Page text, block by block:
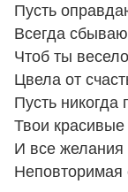
Пусть
Всегда
Чтоб ты
Цвела от
Пусть никогда
Твои красивые
И все желания
Неповторимая